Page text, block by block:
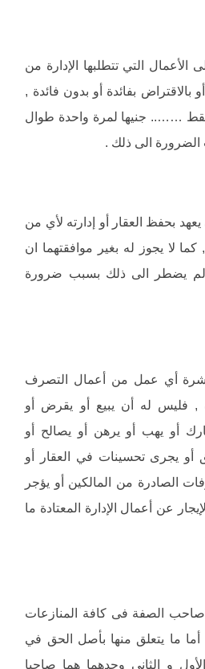
الأعمال التي تتطلبها الإدارة من
بالاقتراض بفائدة أو بدون فائدة ,
…….. جنيها لمرة واحدة طوال
الى ذلك .
بحفظ العقار أو إدارته لأي من
كما لا يجوز له بغير موافقتهما ان
لم يضطر الى ذلك بسبب ضرورة
أي عمل من أعمال التصرف
, فليس له أن يبيع أو يقرض أو
أو يهب أو يرهن أو يصالح أو
يجرى تحسينات في العقار أو
الصادرة من المالكين أو يؤجر
عن أعمال الإدارة المعتادة ما
الصفة فى كافة المنازعات
, أما ما يتعلق منها بأصل الحق في
و الثاني وحدهما هما صاحبا